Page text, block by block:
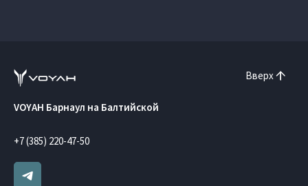
Вверх
VOYAH Барнаул на Балтийской
+7 (385) 220-47-50